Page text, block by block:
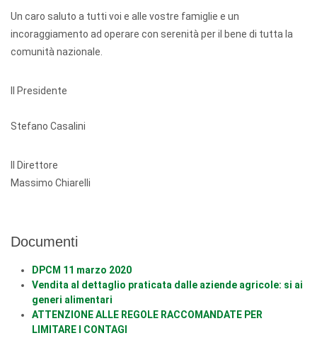
Un caro saluto a tutti voi e alle vostre famiglie e un
incoraggiamento ad operare con serenità per il bene di tutta la
comunità nazionale.
Il Presidente
Stefano Casalini
Il Direttore
Massimo Chiarelli
Documenti
DPCM 11 marzo 2020
Vendita al dettaglio praticata dalle aziende agricole: si ai
generi alimentari
ATTENZIONE ALLE REGOLE RACCOMANDATE PER
LIMITARE I CONTAGI